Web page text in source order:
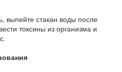
выпейте стакан воды после
токсины из организма и